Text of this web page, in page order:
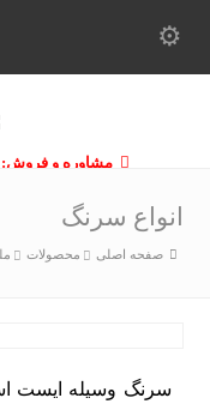
انواع سرنگ
صفحه اصلی محصولات
سرنگ وسیله ایست